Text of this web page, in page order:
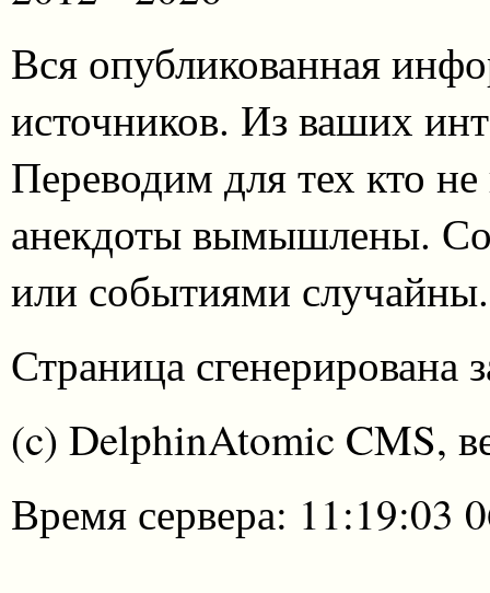
Вся опубликованная
источников. Из ваших
Переводим для тех кто
анекдоты вымышлены.
или событиями случайны.
Страница сгенерирована
(c) DelphinAtomic CMS,
Время сервера: 11:19:03